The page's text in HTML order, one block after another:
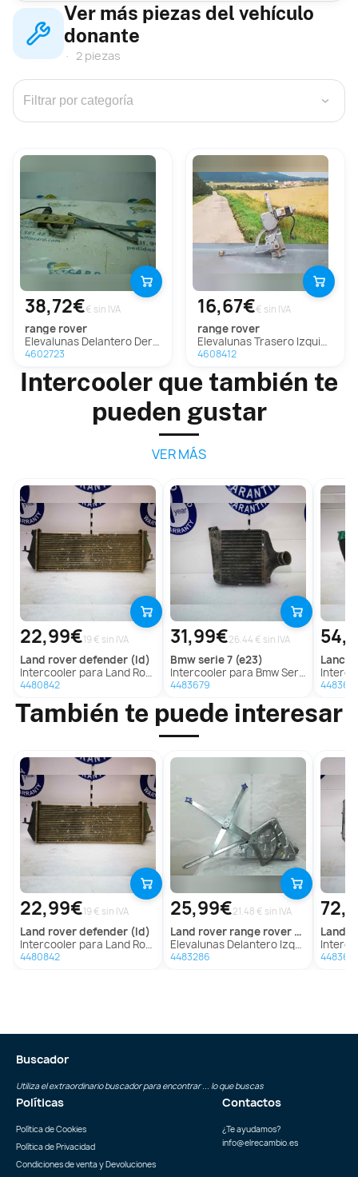
Ver más piezas del vehículo
donante
2 piezas
›
38,72€€ sin IVA
range rover
Elevalunas Delantero Derecho Para Land Rover Range Rover
4602723
16,67€€ sin IVA
range rover
Elevalunas Trasero Izquierdo Para Land Rover Range Rover
4608412
Intercooler que también te
pueden gustar
VER MÁS
22,99€19 € sin IVA
land roverdefender (ld)
Intercooler para Land Rover Defender (Ld)
4480842
31,99€26.44 € sin IVA
bmwserie 7 (e23)
Intercooler para Bmw Serie 7 (E23)
4483679
lancia
También te puede interesar
22,99€19 € sin IVA
land roverdefender (ld)
Intercooler para Land Rover Defender (Ld)
4480842
25,99€21.48 € sin IVA
land rover range rover (lp)
Elevalunas Delantero Izquierdo Para Land Rover Range Rover
4483286
land
Intercooler
Buscador
Utiliza el extraordinario buscador para encontrar ... lo que buscas
Políticas
Política de Cookies
Política de Privacidad
Condiciones de venta y Devoluciones
Contactos
¿Te ayudamos?
info@elrecambio.es